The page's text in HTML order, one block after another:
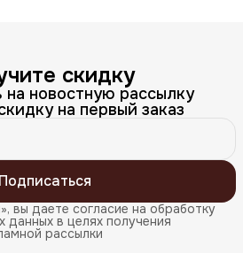
скидку
новостную рассылку
на первый заказ
Подписаться
вы даете согласие на обработку
данных в целях получения
рассылки